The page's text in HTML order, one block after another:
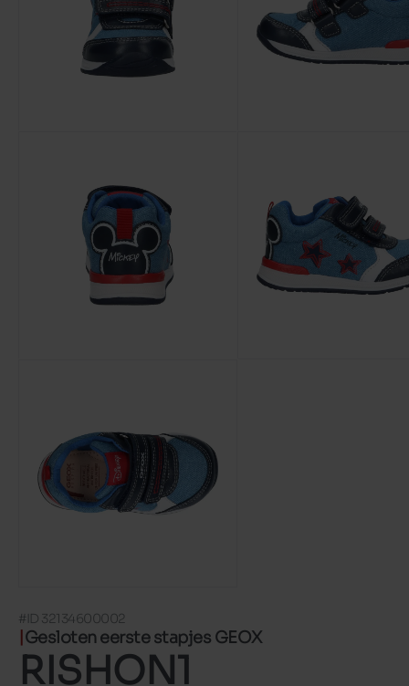
#ID 32134600002
Gesloten eerste stapjes GEOX
RISHON1